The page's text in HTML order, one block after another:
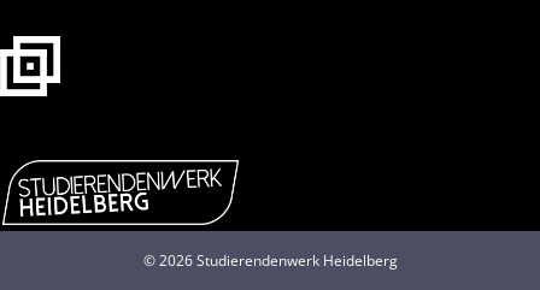
© 2026 Studierendenwerk Heidelberg